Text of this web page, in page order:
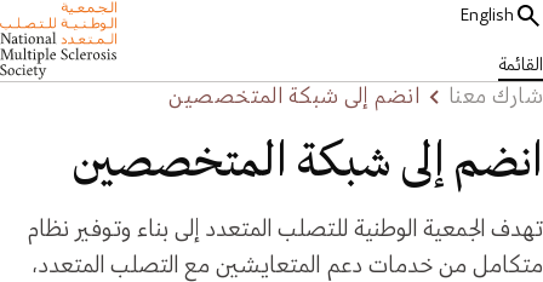
English
القائمة
شارك معنا انضم إلى شبكة المتخصصين
انضم إلى شبكة المتخصصين
تهدف الجمعية الوطنية للتصلب المتعدد إلى بناء وتوفير نظام
متكامل من خدمات دعم المتعايشين مع التصلب المتعدد،